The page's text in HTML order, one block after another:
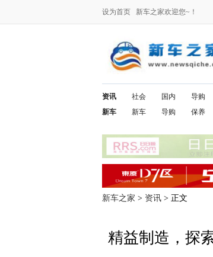
设为首页 新车之家欢迎您~！
资讯
新车
社会
新车
国内
导购
导购
保养
新车之家 > 资讯 > 正文
精益制造，探